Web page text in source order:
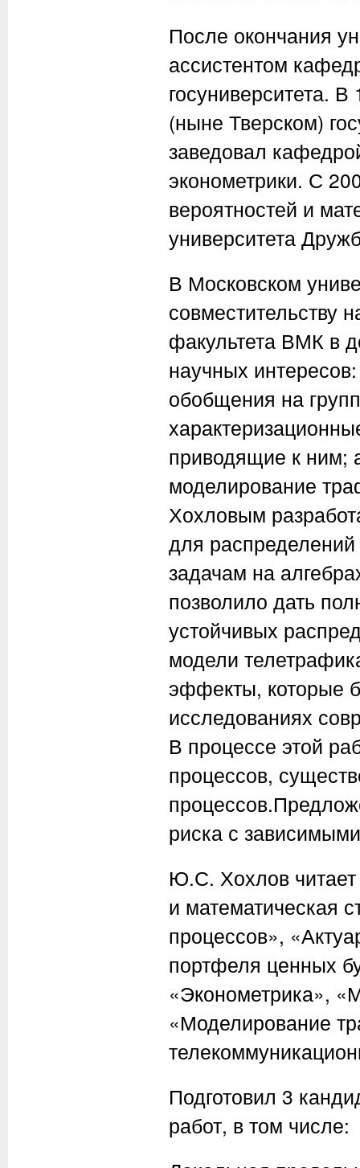
После окончания
ассистентом
госуниверситета.
(ныне Тверском)
заведовал
эконометрики. С
вероятностей и
университета
В Московском
совместительству
факультета ВМК в
научных
обобщения на
приводящие к ним;
моделирование
Хохловым
для распределений
задачам на
позволило дать
устойчивых
модели
эффекты, которые
исследованиях
В процессе этой
процессов,
риска с
Ю.С. Хохлов читает
и математическая
процессов»,
портфеля ценных
«Эконометрика»,
«Моделирование
Подготовил 3
работ, в том числе: